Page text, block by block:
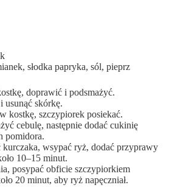
słodka papryka, sól, pieprz
doprawić i podsmażyć.
usunąć skórkę.
kostkę, szczypiorek posiekać.
cebulę, następnie dodać cukinię
pomidora.
wsypać ryż, dodać przyprawy
10–15 minut.
posypać obficie szczypiorkiem
20 minut, aby ryż napęczniał.